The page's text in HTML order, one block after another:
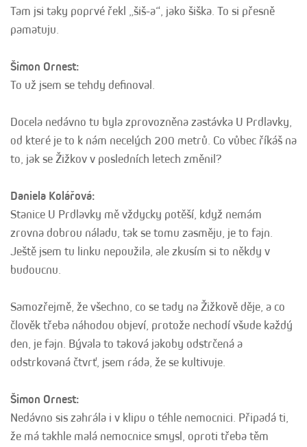
Tam jsi taky poprvé řekl „šiš-a“, jako šiška. To si přesně
pamatuju.
Šimon Ornest:
To už jsem se tehdy definoval.
Docela nedávno tu byla zprovozněna zastávka U Prdlavky,
od které je to k nám necelých 200 metrů. Co vůbec říkáš na
to, jak se Žižkov v posledních letech změnil?
Daniela Kolářová:
Stanice U Prdlavky mě vždycky potěší, když nemám
zrovna dobrou náladu, tak se tomu zasměju, je to fajn.
Ještě jsem tu linku nepoužila, ale zkusím si to někdy v
budoucnu.
Samozřejmě, že všechno, co se tady na Žižkově děje, a co
člověk třeba náhodou objeví, protože nechodí všude každý
den, je fajn. Bývala to taková jakoby odstrčená a
odstrkovaná čtvrť, jsem ráda, že se kultivuje.
Šimon Ornest:
Nedávno sis zahrála i v klipu o téhle nemocnici. Připadá ti,
že má takhle malá nemocnice smysl, oproti třeba těm